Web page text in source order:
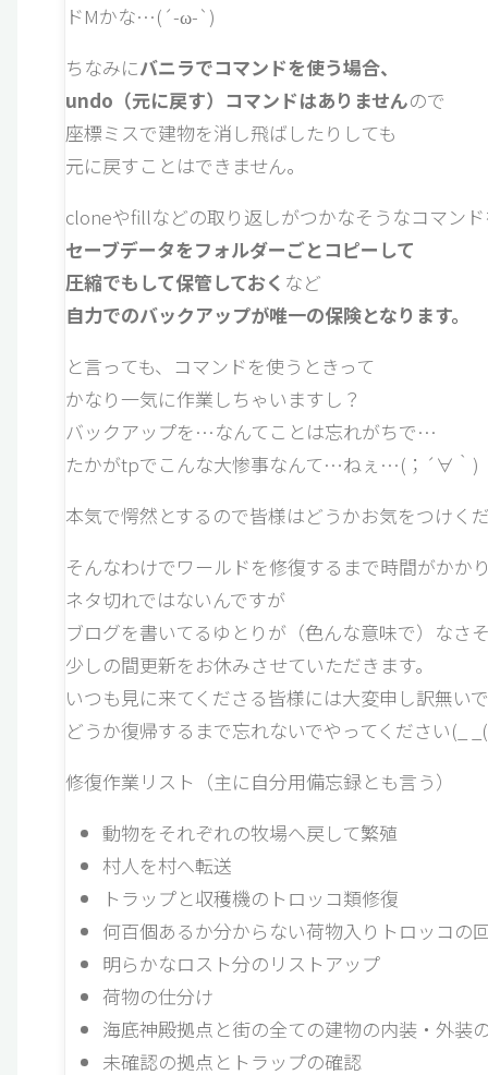
ドMかな…(´-ω-`)
ちなみにバニラでコマンドを使う場合、
undo（元に戻す）コマンドはありませんので
座標ミスで建物を消し飛ばしたりしても
元に戻すことはできません。
cloneやfillなどの取り返しがつかなそうなコマン
セーブデータをフォルダーごとコピーして
圧縮でもして保管しておく など
自力でのバックアップが唯一の保険となります。
と言っても、コマンドを使うときって
かなり一気に作業しちゃいますし？
バックアップを…なんてことは忘れがちで…
たかがtpでこんな大惨事なんて…ねぇ…(；´∀｀)
本気で愕然とするので皆様はどうかお気をつけく
そんなわけでワールドを修復するまで時間がかか
ネタ切れではないんですが
ブログを書いてるゆとりが（色んな意味で）なさ
少しの間更新をお休みさせていただきます。
いつも見に来てくださる皆様には大変申し訳無いで
どうか復帰するまで忘れないでやってください(_
修復作業リスト（主に自分用備忘録とも言う）
動物をそれぞれの牧場へ戻して繁殖
村人を村へ転送
トラップと収穫機のトロッコ類修復
何百個あるか分からない荷物入りトロッコの
明らかなロスト分のリストアップ
荷物の仕分け
海底神殿拠点と街の全ての建物の内装・外装
未確認の拠点とトラップの確認